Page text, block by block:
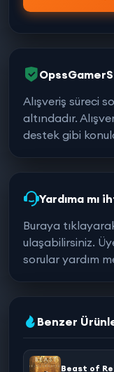
Alışveriş süreci
altındadır.
destek gibi
Yardıma mı
Buraya
ulaşabilirsiniz.
sorular yardım
Benzer
Beast of